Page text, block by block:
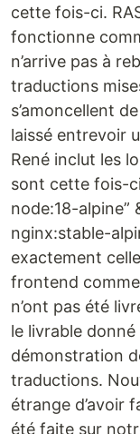
cette fois-ci.
fonctionne
n’arrive pas à
traductions
s’amoncellent
laissé entrevoir
René inclut les
sont cette fois-
node:18-alpine”
nginx:stable-
exactement
frontend
n’ont pas été
le livrable
démonstration
traductions.
étrange d’avoir
été faite sur